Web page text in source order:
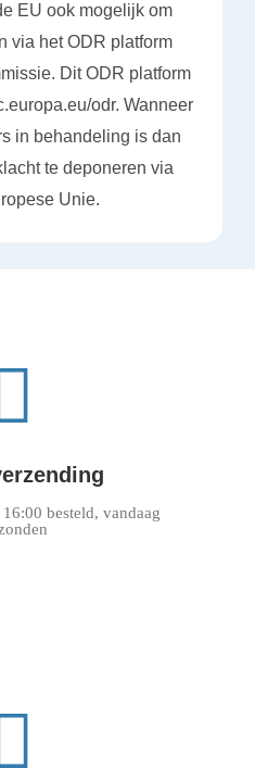
EU ook mogelijk om
via het ODR platform
Dit ODR platform
odr. Wanneer
in behandeling is dan
te deponeren via
Unie.
besteld, vandaag